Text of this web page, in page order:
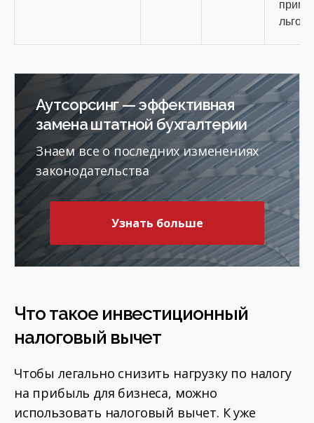
Аутсорсинг — эффективная
замена штатной бухгалтерии
Знаем все о последних изменениях
законодательства
Узнать больше
Что такое инвестиционный
налоговый вычет
Чтобы легально снизить нагрузку по налогу
на прибыль для бизнеса, можно
использовать налоговый вычет. К уже